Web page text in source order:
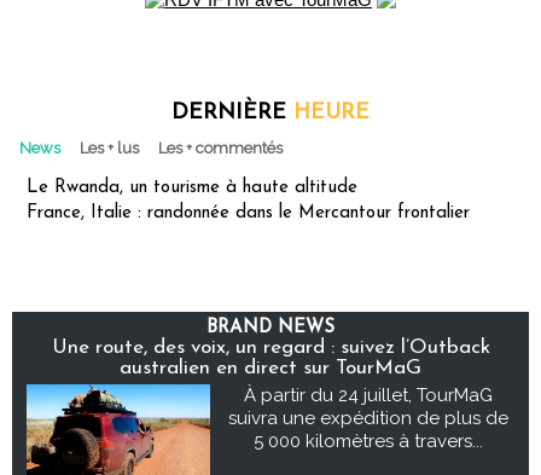
DERNIÈRE HEURE
News Les + lus Les + commentés
Le Rwanda, un tourisme à haute altitude
France, Italie : randonnée dans le Mercantour frontalier
BRAND NEWS
Une route, des voix, un regard : suivez l’Outback
australien en direct sur TourMaG
À partir du 24 juillet, TourMaG
suivra une expédition de plus de
5 000 kilomètres à travers...